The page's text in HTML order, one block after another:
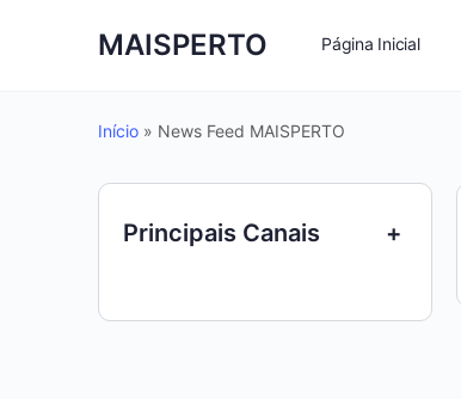
MAISPERTO Página Inicial
Início » News Feed MAISPERTO
Principais Canais +